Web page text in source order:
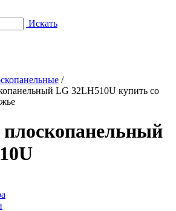
Искать
/
LG 32LH510U купить со
плоскопанельный